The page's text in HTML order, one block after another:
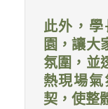
此外，
園，讓大
氛圍，並
熱現場
契，使整